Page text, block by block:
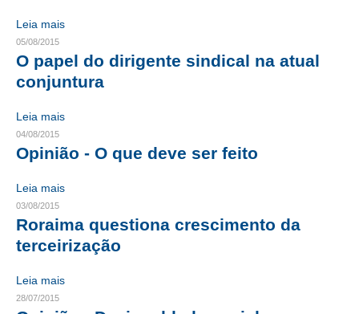
HOMOLOGAÇÕES
FIQUE POR DENTRO
OPORTUNIDADES
APRESENTAÇÃO
EMPREGO E ESTÁGIO
AUTÔNOMOS E SERVIÇOS
NEWSLETTER
Leia mais
05/08/2015
O papel do dirigente sindical na atual
conjuntura
Leia mais
04/08/2015
Opinião - O que deve ser feito
Leia mais
03/08/2015
Roraima questiona crescimento da
terceirização
Leia mais
28/07/2015